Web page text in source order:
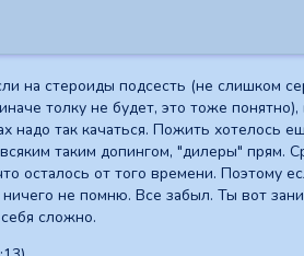
на стероиды подсесть (не слишком
толку не будет, это тоже
надо так качаться. Пожить хотелось
таким допингом, "дилеры" прям.
осталось от того времени. Поэтому
ничего не помню. Все забыл. Ты вот
сложно.